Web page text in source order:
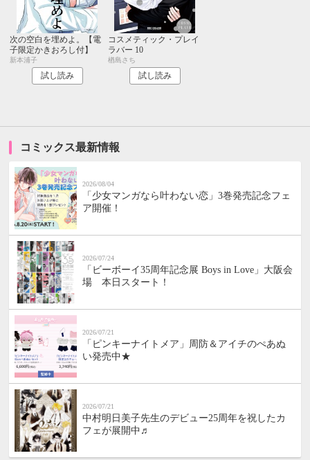
次の空白を埋めよ。【電
子限定かきおろし付】
新本浦子
試し読み
コスメティック・プレイ
ラバー 10
楢島さち
試し読み
コミックス最新情報
2026/08/04
「少女マンガなら叶わない恋」3巻発売記念フェ
ア開催！
2026/07/24
「ビーボーイ35周年記念展 Boys in Love」大阪会
場 本日スタート！
2026/07/21
「ピンキーナイトメア」周防＆アイチのぺあぬ
い発売中★
2026/07/21
中村明日美子先生のデビュー25周年を祝したカ
フェが展開中♬